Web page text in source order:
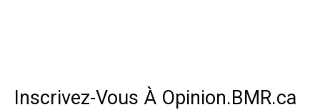
Inscrivez-Vous À Opinion.BMR.ca